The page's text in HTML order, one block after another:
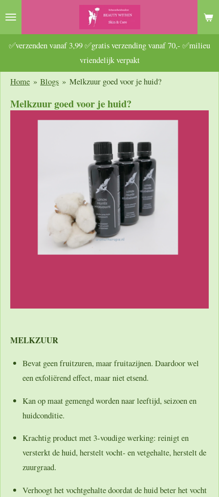
Ga
naar
hoofdinhoud
✅verzenden vanaf 3,99 ✅gratis verzending vanaf 70,- ✅milieu
vriendelijk verpakt
Home » Blogs » Melkzuur goed voor je huid?
Melkzuur goed voor je huid?
MELKZUUR
Bevat geen fruitzuren, maar fruitazijnen. Daardoor wel
een exfoliërend effect, maar niet etsend.
Kan op maat gemengd worden naar leeftijd, seizoen en
huidconditie.
Krachtig product met 3-voudige werking: reinigt en
versterkt de huid, herstelt vocht- en vetgehalte, herstelt de
zuurgraad.
Verhoogt het vochtgehalte doordat de huid beter het vocht